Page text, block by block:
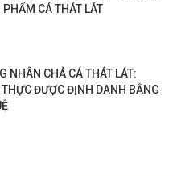
PHẨM CÁ THÁT LÁT
NHÂN CHẢ CÁ THÁT LÁT:
ĐƯỢC ĐỊNH DANH BẰNG